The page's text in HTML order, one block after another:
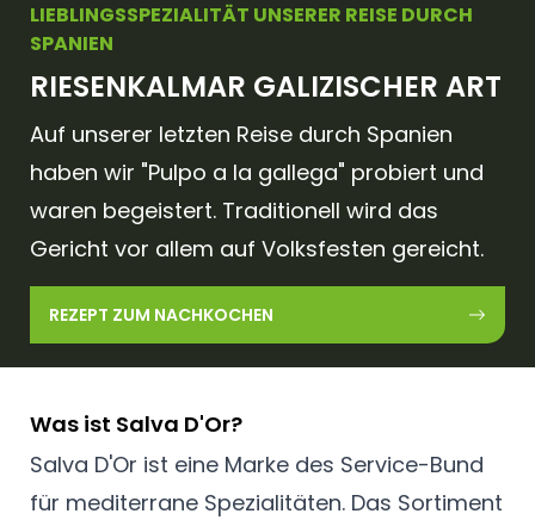
LIEBLINGSSPEZIALITÄT UNSERER REISE DURCH
SPANIEN
RIESENKALMAR GALIZISCHER ART
Auf unserer letzten Reise durch Spanien
haben wir "Pulpo a la gallega" probiert und
waren begeistert. Traditionell wird das
Gericht vor allem auf Volksfesten gereicht.
REZEPT ZUM NACHKOCHEN
Was ist Salva D'Or?
Salva D'Or ist eine Marke des Service-Bund
für mediterrane Spezialitäten. Das Sortiment